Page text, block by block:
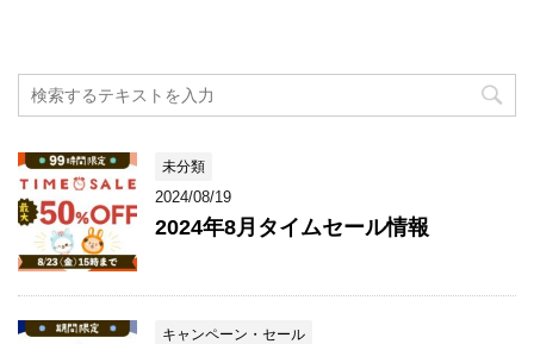
未分類
2024/08/19
2024年8月タイムセール情報
キャンペーン・セール